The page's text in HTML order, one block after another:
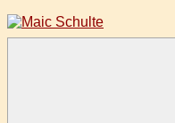
Zum
Inhalt